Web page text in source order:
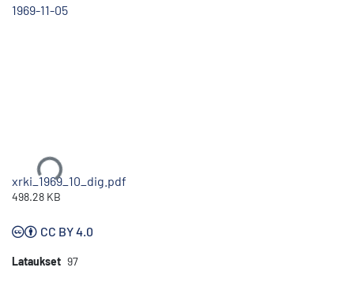
1969-11-05
Ladataan...
xrki_1969_10_dig.pdf
498.28 KB
CC BY 4.0
Lataukset 97